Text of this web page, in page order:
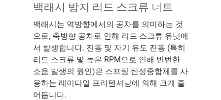
백래시 방지 리드 스크류 너트
백래시는 역방향에서의 공차를 의미하는 것
으로, 축방향 공차로 인해 리드 스크류 유닛에
서 발생합니다. 진동 및 자기 유도 진동 (특히
리드 스크류 및 높은 RPM으로 인해 빈번한
소음 발생의 원인)은 스프링 탄성중합체를 사
용하는 레이디얼 프리텐셔닝에 의해 크게 줄
어듭니다.